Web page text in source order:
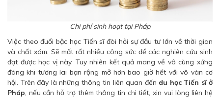
Chi phí sinh hoạt tại Pháp
Việc theo đuổi bậc học Tiến sĩ đòi hỏi sự đầu tư lớn về thời gian
và chất xám. Sẽ mất rất nhiều công sức để các nghiên cứu sinh
đạt được học vị này. Tuy nhiên kết quả mang về vô cùng xứng
đáng khi tương lai bạn rộng mở hơn bao giờ hết với vô vàn cơ
hội. Trên đây là những thông tin liên quan đến du học Tiến sĩ ở
Pháp, nếu cần hỗ trợ thêm thông tin chi tiết, xin vui lòng liên hệ